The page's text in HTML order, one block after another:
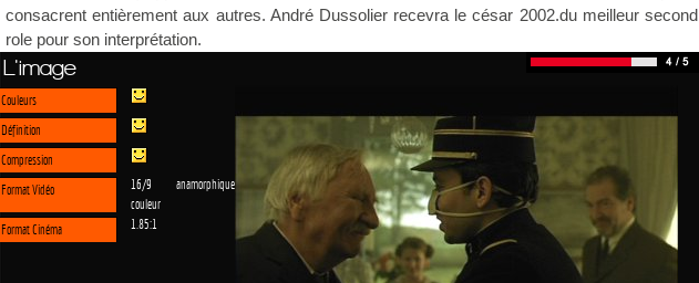
consacrent entièrement aux autres. André Dussolier recevra le césar 2002.du meilleur second
role pour son interprétation.
L'image
Couleurs
Définition
Compression
Format Vidéo
16/9 anamorphique
couleur
Format Cinéma
1.85:1